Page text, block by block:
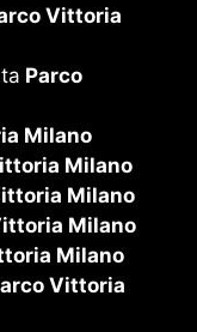
Vittoria
Parco
Milano
Milano
Milano
Milano
Milano
Vittoria